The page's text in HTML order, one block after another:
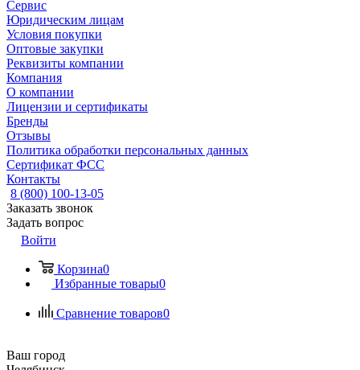
Сервис
Юридическим лицам
Условия покупки
Оптовые закупки
Реквизиты компании
Компания
О компании
Лицензии и сертификаты
Бренды
Отзывы
Политика обработки персональных данных
Сертификат ФСС
Контакты
8 (800) 100-13-05
Заказать звонок
Задать вопрос
Войти
Корзина0
Избранные товары0
Сравнение товаров0
Ваш город